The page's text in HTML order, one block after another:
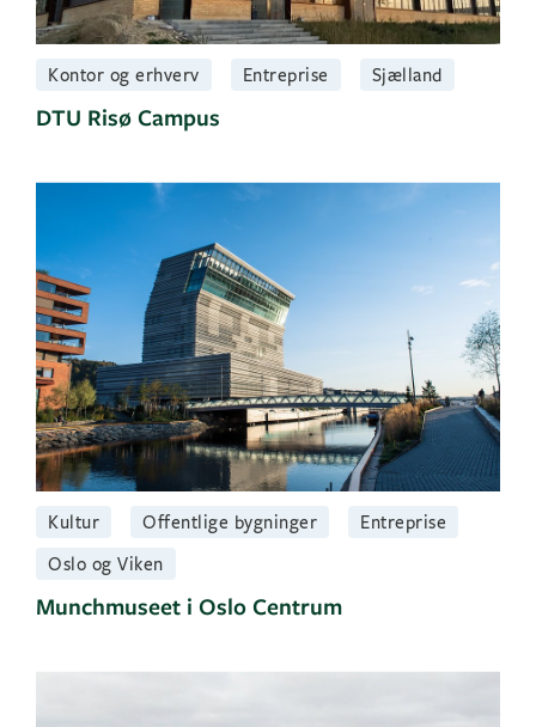
Kontor og erhverv Entreprise Sjælland
DTU Risø Campus
Kultur Offentlige bygninger
Entreprise
Oslo og Viken
Munchmuseet i Oslo Centrum